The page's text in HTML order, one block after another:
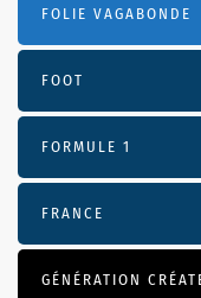
FOLIE VAGABONDE
FOOT
FORMULE 1
FRANCE
GÉNÉRATION